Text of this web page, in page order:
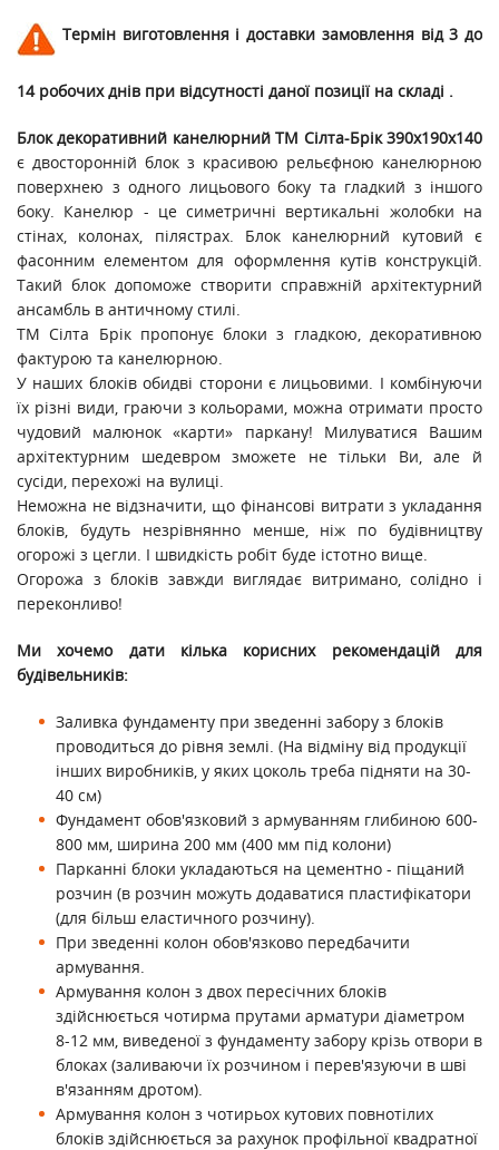
Термін виготовлення і доставки замовлення від 3 до
14 робочих днів при відсутності даної позиції на складі .
Блок декоративний канелюрний ТМ Сілта-Брік 390х190х140
є двосторонній блок з красивою рельєфною канелюрною
поверхнею з одного лицьового боку та гладкий з іншого
боку. Канелюр - це симетричні вертикальні жолобки на
стінах, колонах, пілястрах. Блок канелюрний кутовий є
фасонним елементом для оформлення кутів конструкцій.
Такий блок допоможе створити справжній архітектурний
ансамбль в античному стилі.
ТМ Сілта Брік пропонує блоки з гладкою, декоративною
фактурою та канелюрною.
У наших блоків обидві сторони є лицьовими. І комбінуючи
їх різні види, граючи з кольорами, можна отримати просто
чудовий малюнок «карти» паркану! Милуватися Вашим
архітектурним шедевром зможете не тільки Ви, але й
сусіди, перехожі на вулиці.
Неможна не відзначити, що фінансові витрати з укладання
блоків, будуть незрівнянно менше, ніж по будівництву
огорожі з цегли. І швидкість робіт буде істотно вище.
Огорожа з блоків завжди виглядає витримано, солідно і
переконливо!
Ми хочемо дати кілька корисних рекомендацій для
будівельників:
Заливка фундаменту при зведенні забору з блоків
проводиться до рівня землі. (На відміну від продукції
інших виробників, у яких цоколь треба підняти на 30-
40 см)
Фундамент обов'язковий з армуванням глибиною 600-
800 мм, ширина 200 мм (400 мм під колони)
Парканні блоки укладаються на цементно - піщаний
розчин (в розчин можуть додаватися пластифікатори
(для більш еластичного розчину).
При зведенні колон обов'язково передбачити
армування.
Армування колон з двох пересічних блоків
здійснюється чотирма прутами арматури діаметром
8-12 мм, виведеної з фундаменту забору крізь отвори в
блоках (заливаючи їх розчином і перев'язуючи в шві
в'язанням дротом).
Армування колон з чотирьох кутових повнотілих
блоків здійснюється за рахунок профільної квадратної